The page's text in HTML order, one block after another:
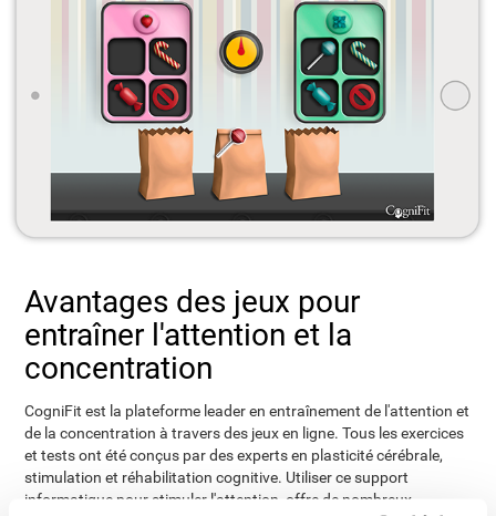
Avantages des jeux pour
entraîner l'attention et la
concentration
CogniFit est la plateforme leader en entraînement de l'attention et
de la concentration à travers des jeux en ligne. Tous les exercices
et tests ont été conçus par des experts en plasticité cérébrale,
stimulation et réhabilitation cognitive. Utiliser ce support
informatique pour stimuler l'attention, offre de nombreux